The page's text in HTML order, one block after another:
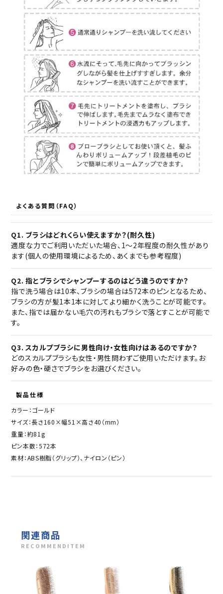
よくある質問（FAQ）
Q1. ブラシはどれくらい使えますか？(耐久性)
適度な力でご利用いただいた場合、1〜2年程度の耐久性があり
ます(個人の使用環境によるため、あくまでも参考程度)
Q2. 指とブラシでシャンプーするのはどう違うのですか？
指で洗う場合は10本、ブラシの場合は572本のピンとなるため、
ブラシの方が髪1本1本に対してより細かく洗うことが可能です。
また、指では届かない毛穴の汚れもブラシで落とすことが可能で
す。
Q3. スカルプブラシに男性向け・女性向けはあるのですか？
どのスカルプブラシも女性・男性問わずご使用いただけます。お
好みの色・硬さでブラシをお選びください。
製品仕様
カラー：ゴールド
サイズ：長さ160×幅51×高さ40（mm）
重量：約81g
ピン本数：572本
素材：ABS樹脂（グリップ）、ナイロン（ピン）
関連商品
RECOMMENDITEM